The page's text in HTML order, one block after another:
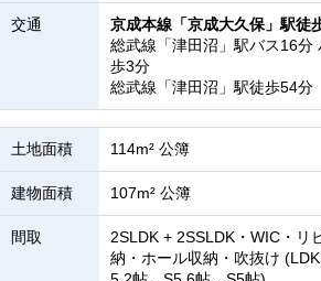
交通
京成本線「京成大久保」駅徒
総武線「津田沼」駅バス16分
歩3分
総武線「津田沼」駅徒歩54分
土地面積 114m² 公簿
建物面積 107m² 公簿
間取
2SLDK + 2SSLDK・WIC・リ
納・ホール収納・吹抜け